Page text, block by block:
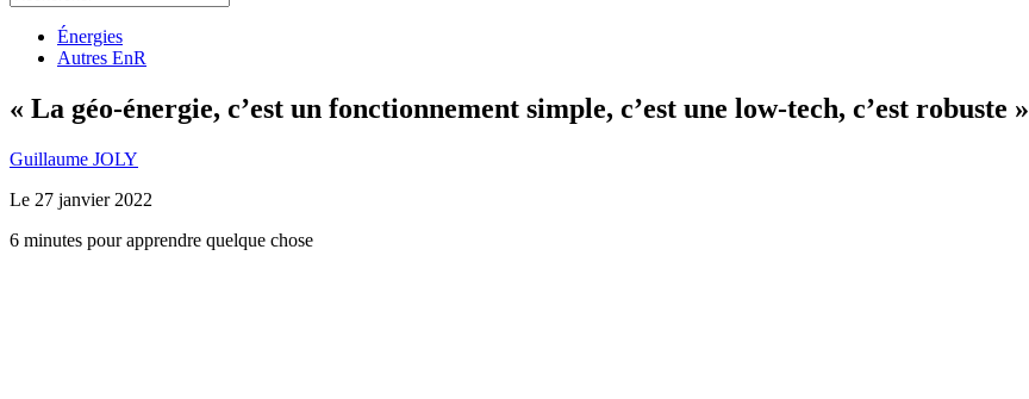
Énergies
Autres EnR
« La géo-énergie, c’est un fonctionnement simple, c’est une low-tech, c’est robuste »
Guillaume JOLY
Le 27 janvier 2022
6 minutes pour apprendre quelque chose